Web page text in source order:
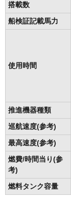
搭載数
船検証記載馬力
使用時間
推進機器種類
巡航速度(参考)
最高速度(参考)
燃費/時間当り(参
考)
燃料タンク容量